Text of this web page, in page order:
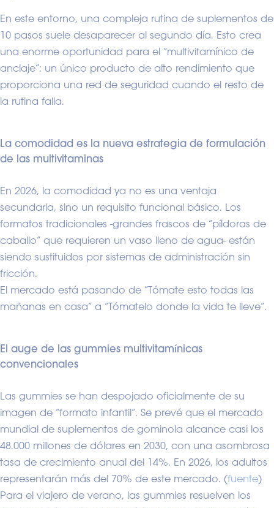
En este entorno, una compleja rutina de suplementos de
10 pasos suele desaparecer al segundo día. Esto crea
una enorme oportunidad para el “multivitamínico de
anclaje”: un único producto de alto rendimiento que
proporciona una red de seguridad cuando el resto de
la rutina falla.
La comodidad es la nueva estrategia de formulación
de las multivitaminas
En 2026, la comodidad ya no es una ventaja
secundaria, sino un requisito funcional básico. Los
formatos tradicionales -grandes frascos de “píldoras de
caballo” que requieren un vaso lleno de agua- están
siendo sustituidos por sistemas de administración sin
fricción.
El mercado está pasando de “Tómate esto todas las
mañanas en casa” a “Tómatelo donde la vida te lleve”.
El auge de las gummies multivitamínicas
convencionales
Las gummies se han despojado oficialmente de su
imagen de “formato infantil”. Se prevé que el mercado
mundial de suplementos de gominola alcance casi los
48.000 millones de dólares en 2030, con una asombrosa
tasa de crecimiento anual del 14%. En 2026, los adultos
representarán más del 70% de este mercado. (fuente)
Para el viajero de verano, las gummies resuelven los